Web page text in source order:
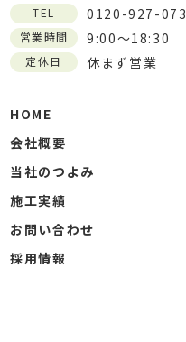
TEL 0120-927-073
営業時間 9:00～18:30
定休日 休まず営業
HOME
会社概要
当社のつよみ
施工実績
お問い合わせ
採用情報